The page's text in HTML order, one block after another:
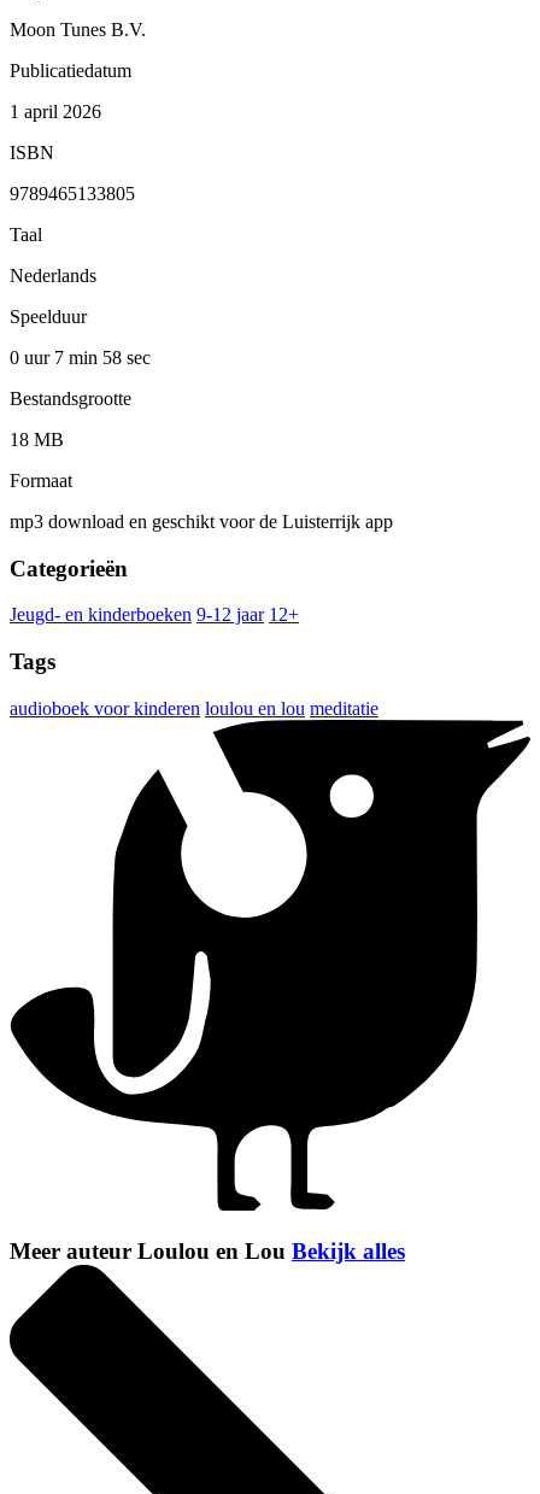
Moon Tunes B.V.
Publicatiedatum
1 april 2026
ISBN
9789465133805
Taal
Nederlands
Speelduur
0 uur 7 min 58 sec
Bestandsgrootte
18 MB
Formaat
mp3 download en geschikt voor de Luisterrijk app
Categorieën
Jeugd- en kinderboeken 9-12 jaar 12+
Tags
audioboek voor kinderen loulou en lou meditatie
Meer auteur Loulou en Lou Bekijk alles